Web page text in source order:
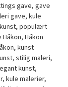
gave, gave
gave, kule
populært
Håkon
kunst
stilig maleri,
kunst,
kule malerier,